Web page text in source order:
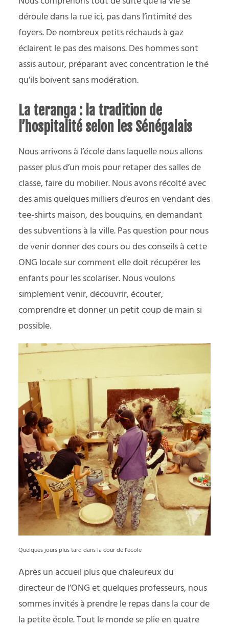
déroule dans la rue ici, pas dans l’intimité des
foyers. De nombreux petits réchauds à gaz
éclairent le pas des maisons. Des hommes sont
assis autour, préparant avec concentration le thé
qu’ils boivent sans modération.
La teranga : la tradition de
l’hospitalité selon les Sénégalais
Nous arrivons à l’école dans laquelle nous allons
passer plus d’un mois pour retaper des salles de
classe, faire du mobilier. Nous avons récolté avec
des amis quelques milliers d’euros en vendant des
tee-shirts maison, des bouquins, en demandant
des subventions à la ville. Pas question pour nous
de venir donner des cours ou des conseils à cette
ONG locale sur comment elle doit récupérer les
enfants pour les scolariser. Nous voulons
simplement venir, découvrir, écouter,
comprendre et donner un petit coup de main si
possible.
Quelques jours plus tard dans la cour de l’école
Après un accueil plus que chaleureux du
directeur de l’ONG et quelques professeurs, nous
sommes invités à prendre le repas dans la cour de
la petite école. Tout le monde se plie en quatre